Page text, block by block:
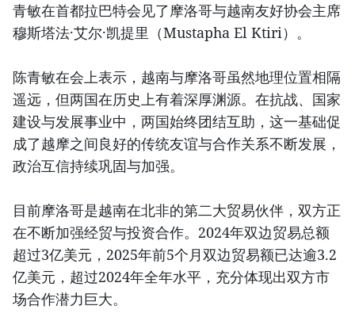
青敏在首都拉巴特会见了摩洛哥与越南友好协会主席
穆斯塔法·艾尔·凯提里（Mustapha El Ktiri）。
陈青敏在会上表示，越南与摩洛哥虽然地理位置相隔
遥远，但两国在历史上有着深厚渊源。在抗战、国家
建设与发展事业中，两国始终团结互助，这一基础促
成了越摩之间良好的传统友谊与合作关系不断发展，
政治互信持续巩固与加强。
目前摩洛哥是越南在北非的第二大贸易伙伴，双方正
在不断加强经贸与投资合作。2024年双边贸易总额
超过3亿美元，2025年前5个月双边贸易额已达逾3.2
亿美元，超过2024年全年水平，充分体现出双方市
场合作潜力巨大。